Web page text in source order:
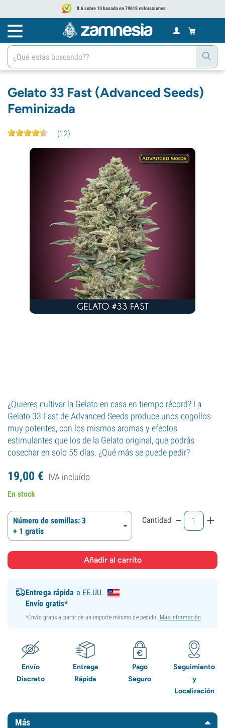
8.6 sobre 10 basado en 79618 valoraciones
Gelato 33 Fast (Advanced Seeds)
Feminizada
(12)
¿Quieres cultivar la Gelato en casa en tiempo récord? La
Gelato 33 Fast de Advanced Seeds produce unos cogollos
muy potentes, con los mismos aromas y efectos
estimulantes que los de la Gelato original, que podrás
cosechar en solo 55 días. ¿Qué más se puede pedir?
19,00 € IVA incluído
En stock
Número de semillas: 3
+ 1 gratis
Cantidad - +
Entrega rápida a EE.UU.
Envío gratis*
*Envío gratis a partir de un importe mínimo de pedido. Más información
Envío
Discreto
Entrega
Rápida
Pago
Seguro
Seguimiento
y
Localización
Más